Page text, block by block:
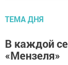
ТЕМА ДНЯ
В каждой
«Мензеля»